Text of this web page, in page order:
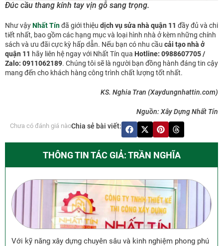
Đúc cầu thang kính tay vịn gỗ sang trọng.
Như vậyNhất Tínđã giới thiệu dịch vụ sửa nhà quận 11 đầy đủ và chi
tiết nhất, bao gồm các hạng mục và loại hình nhà ở kèm những chính
sách và ưu đãi cực kỳ hấp dẫn. Nếu bạn có nhu cầu cải tạo nhà ở
quận 11 hãy liên hệ ngay với Nhất Tín qua Hotline: 0988607705 /
Zalo: 0911062189. Chúng tôi sẽ là người bạn đồng hành đáng tin cậy
mang đến cho khách hàng công trình chất lượng tốt nhất.
KS. Nghia Tran (Xaydungnhattin.com)
Nguồn: Xây Dựng Nhất Tín
Chưa có đánh giá nàoChia sẻ bài viết:
THÔNG TIN TÁC GIẢ: TRẦN NGHĨA
Với kỹ năng xây dựng chuyên sâu và kinh nghiệm phong phú